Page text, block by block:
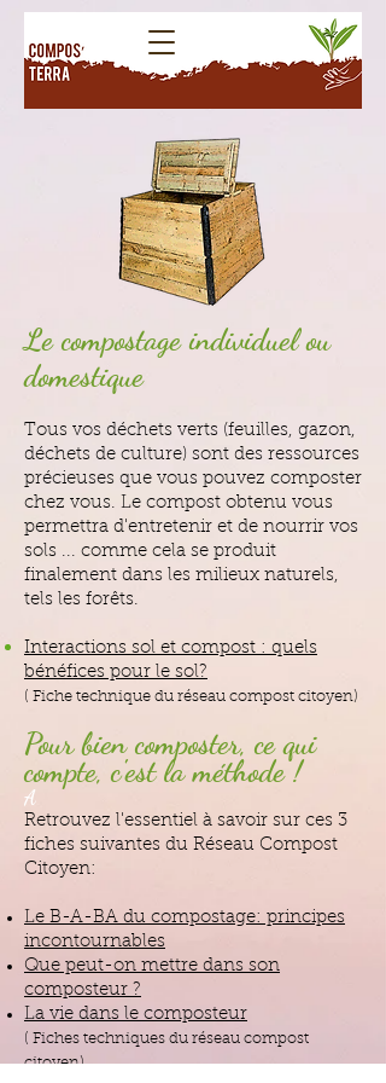
Le compostage individuel ou
domestique
Tous vos déchets verts (feuilles, gazon,
déchets de culture) sont des ressources
précieuses que vous pouvez composter
chez vous. Le compost obtenu vous
permettra d'entretenir et de nourrir vos
sols ... comme cela se produit
finalement dans les milieux naturels,
tels les forêts.
Interactions sol et compost : quels
bénéfices pour le sol?
( Fiche technique du réseau compost citoyen)
Pour bien composter, ce qui
compte, c'est la méthode !
A
Retrouvez l'essentiel à savoir sur ces 3
fiches suivantes du Réseau Compost
Citoyen:
Le B-A-BA du compostage: principes
incontournables
Que peut-on mettre dans son
composteur ?
La vie dans le composteur
( Fiches techniques du réseau compost
citoyen)